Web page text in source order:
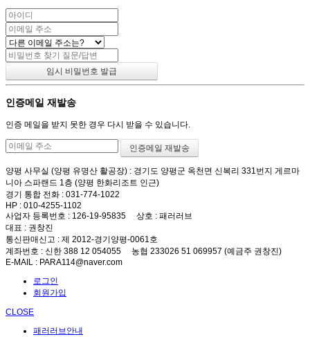
인증메일 재발송
인증 메일을 받지 못한 경우 다시 받을 수 있습니다.
양평 사무실 (양평 유명산 활공장) : 경기도 양평군 옥천면 신복리 331번지 게르마
니아 스파랜드 1층 (양평 한화리조트 인근)
경기 통합 전화 : 031-774-1022
HP : 010-4255-1102
사업자 등록번호 : 126-19-95835 상호 : 패러러브
대표 : 권창진
통신판매신고 : 제 2012-경기양평-0061호
계좌번호 : 신한 388 12 054055 농협 233026 51 069957 (예금주 권창진)
E-MAIL : PARA114@naver.com
로그인
회원가입
CLOSE
패러러브안내